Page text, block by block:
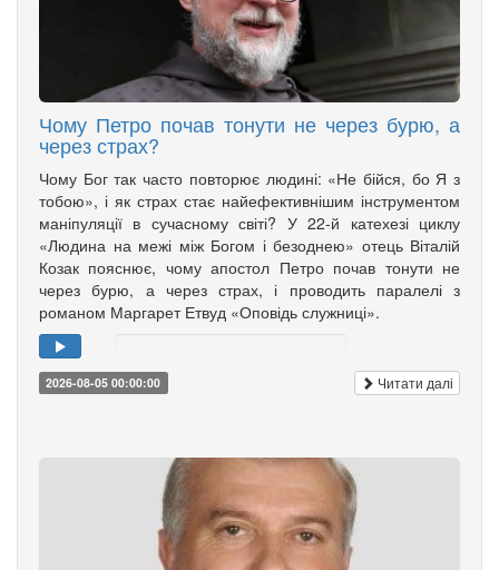
Чому Петро почав тонути не через бурю, а
через страх?
Чому Бог так часто повторює людині: «Не бійся, бо Я з
тобою», і як страх стає найефективнішим інструментом
маніпуляції в сучасному світі? У 22-й катехезі циклу
«Людина на межі між Богом і безоднею» отець Віталій
Козак пояснює, чому апостол Петро почав тонути не
через бурю, а через страх, і проводить паралелі з
романом Маргарет Етвуд «Оповідь служниці».
2026-08-05 00:00:00 Читати далі